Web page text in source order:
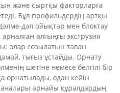
және сыртқы факторларға
Бұл профильдердің артқы
дәл ойықтар мен блоктау
алғыңғы экструзия
олар созылатын таван
тығыз ұстайды. Орнату
шетіне немесе белгілі бір
орнатылады, одан кейін
арнайы құралдардың